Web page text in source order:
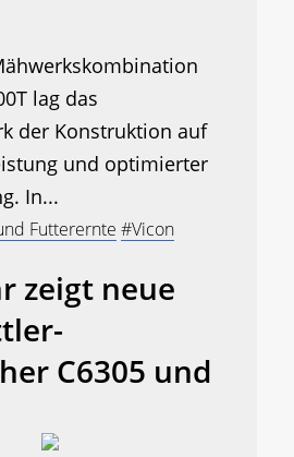
lag das
der Konstruktion auf
und optimierter
In...
Futterernte #Vicon
zeigt neue
C6305 und